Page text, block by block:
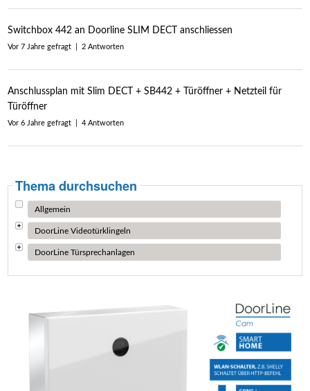
Switchbox 442 an Doorline SLIM DECT anschliessen
Vor 7 Jahre gefragt | 2 Antworten
Anschlussplan mit Slim DECT + SB442 + Türöffner + Netzteil für
Türöffner
Vor 6 Jahre gefragt | 4 Antworten
Thema durchsuchen
Allgemein
DoorLine Videotürklingeln
DoorLine Türsprechanlagen